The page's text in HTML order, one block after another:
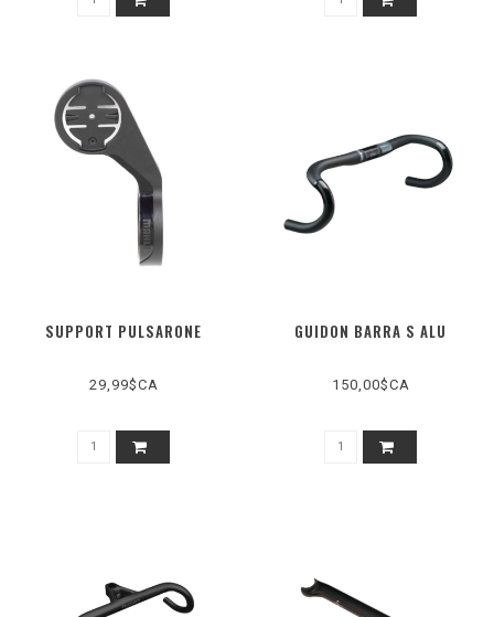
SUPPORT PULSARONE
29,99$CA
GUIDON BARRA S ALU
150,00$CA